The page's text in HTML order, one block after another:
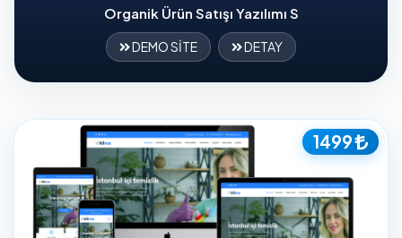
Organik Ürün Satışı Yazılımı S
DEMO SİTE DETAY
1499